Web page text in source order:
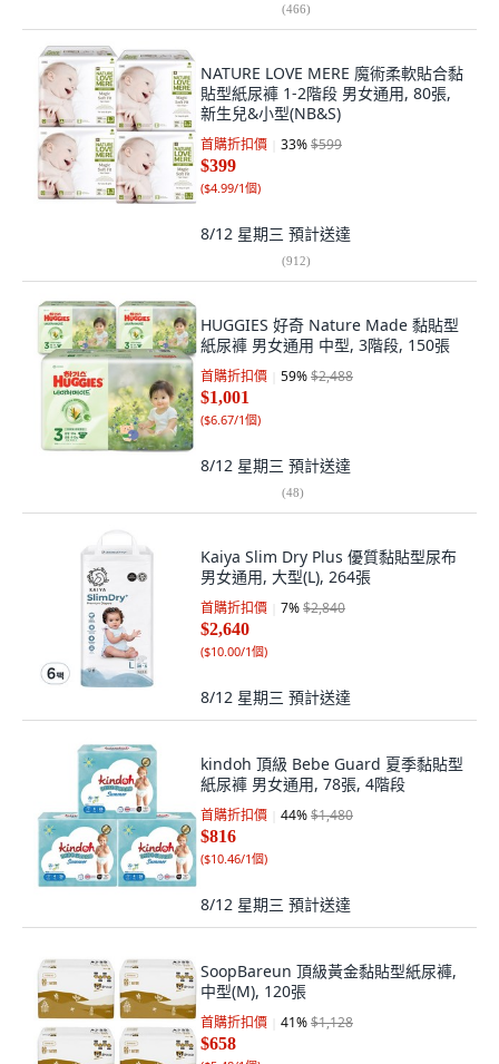
(466)
NATURE LOVE MERE 魔術柔軟貼合黏
貼型紙尿褲 1-2階段 男女通用, 80張,
新生兒&小型(NB&S)
首購折扣價 33%$599
$399
($4.99/1個)
8/12 星期三 預計送達
(912)
HUGGIES 好奇 Nature Made 黏貼型
紙尿褲 男女通用 中型, 3階段, 150張
首購折扣價 59%$2,488
$1,001
($6.67/1個)
8/12 星期三 預計送達
(48)
Kaiya Slim Dry Plus 優質黏貼型尿布
男女通用, 大型(L), 264張
首購折扣價 7%$2,840
$2,640
($10.00/1個)
8/12 星期三 預計送達
kindoh 頂級 Bebe Guard 夏季黏貼型
紙尿褲 男女通用, 78張, 4階段
首購折扣價 44%$1,480
$816
($10.46/1個)
8/12 星期三 預計送達
SoopBareun 頂級黃金黏貼型紙尿褲,
中型(M), 120張
首購折扣價 41%$1,128
$658